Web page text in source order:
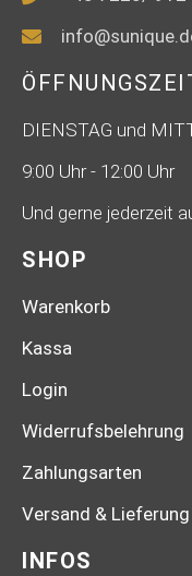
DIENSTAG und
9:00 Uhr - 12:00 Uhr
Und gerne jederzeit
SHOP
Warenkorb
Kassa
Login
Widerrufsbelehrung
Zahlungsarten
Versand & Lieferung
INFOS